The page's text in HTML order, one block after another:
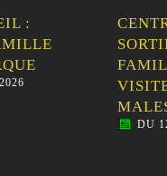
CENTRE SOCIAL
SORTIE
FAMILLE/
VISITE GUIDÉE DE
DU 12/08/2026 AU 12/08/